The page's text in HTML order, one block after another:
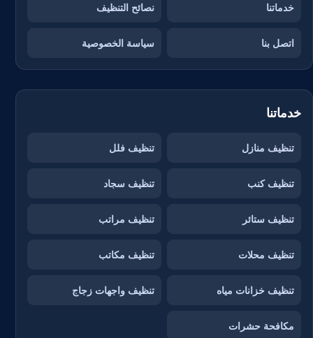
خدماتنا نصائح التنظيف
اتصل بنا سياسة الخصوصية
خدماتنا
تنظيف منازل تنظيف فلل
تنظيف كنب تنظيف سجاد
تنظيف ستائر تنظيف مراتب
تنظيف محلات تنظيف مكاتب
تنظيف خزانات مياه تنظيف واجهات زجاج
مكافحة حشرات